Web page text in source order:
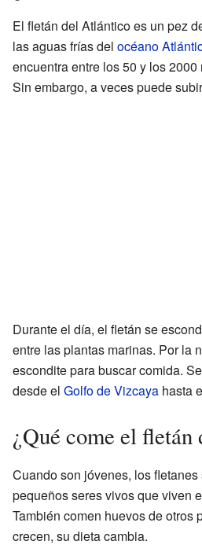
El fletán del Atlántico es un pez
las aguas frías del océano
encuentra entre los 50 y los
Sin embargo, a veces puede
Durante el día, el fletán se
entre las plantas marinas. Por la
escondite para buscar comida.
desde el Golfo de Vizcaya hasta
¿Qué come el
Cuando son jóvenes, los
pequeños seres vivos que viven
También comen huevos de otros
crecen, su dieta cambia.